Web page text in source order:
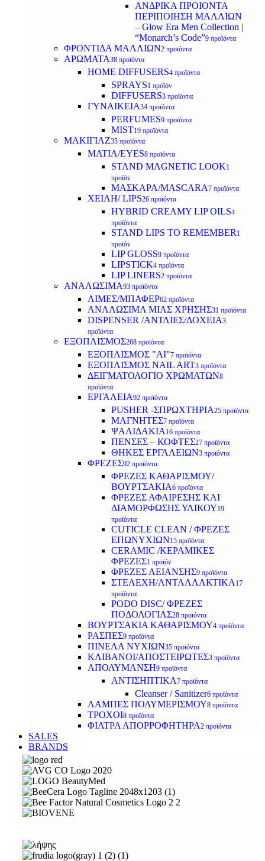
ΑΝΔΡΙΚΑ ΠΡΟΙΟΝΤΑ
ΠΕΡΙΠΟΙΗΣΗ ΜΑΛΛΙΩΝ
– Glow Era Men Collection |
“Monarch’s Code”9 προϊόντα
ΦΡΟΝΤΙΔΑ ΜΑΛΛΙΩΝ2 προϊόντα
ΑΡΩΜΑΤΑ38 προϊόντα
HOME DIFFUSERS4 προϊόντα
SPRAYS1 προϊόν
DIFFUSERS3 προϊόντα
ΓΥΝΑΙΚΕΙΑ34 προϊόντα
PERFUMES9 προϊόντα
MIST19 προϊόντα
ΜΑΚΙΓΙΑΖ35 προϊόντα
ΜΑΤΙΑ/EYES8 προϊόντα
STAND MAGNETIC LOOK1
προϊόν
ΜΑΣΚΑΡΑ/MASCARA7 προϊόντα
ΧΕΙΛΗ/ LIPS26 προϊόντα
HYBRID CREAMY LIP OILS4
προϊόντα
STAND LIPS TO REMEMBER 1
προϊόν
LIP GLOSS9 προϊόντα
LIPSTICK4 προϊόντα
LIP LINERS2 προϊόντα
ΑΝΑΛΩΣΙΜΑ93 προϊόντα
ΛΙΜΕΣ/ΜΠΑΦΕΡ62 προϊόντα
ΑΝΑΛΩΣΙΜΑ ΜΙΑΣ ΧΡΗΣΗΣ31 προϊόντα
DISPENSER /ΑΝΤΛΙΕΣ/ΔΟΧΕΙΑ3
προϊόντα
ΕΞΟΠΛΙΣΜΟΣ268 προϊόντα
ΕΞΟΠΛΙΣΜΟΣ "AI"7 προϊόντα
ΕΞΟΠΛΙΣΜΟΣ NAIL ART3 προϊόντα
ΔΕΙΓΜΑΤΟΛΟΓΙΟ ΧΡΩΜΑΤΩΝ8
προϊόντα
ΕΡΓΑΛΕΙΑ92 προϊόντα
PUSHER -ΣΠΡΩΧΤΗΡΙΑ25 προϊόντα
ΜΑΓΝΗΤΕΣ7 προϊόντα
ΨΑΛΙΔΑΚΙΑ 16 προϊόντα
ΠΕΝΣΕΣ – ΚΟΦΤΕΣ27 προϊόντα
ΘΗΚΕΣ ΕΡΓΑΛΕΙΩΝ3 προϊόντα
ΦΡΕΖΕΣ92 προϊόντα
ΦΡΕΖΕΣ ΚΑΘΑΡΙΣΜΟΥ/
ΒΟΥΡΤΣΑΚΙΑ6 προϊόντα
ΦΡΕΖΕΣ ΑΦΑΙΡΕΣΗΣ ΚΑΙ
ΔΙΑΜΟΡΦΩΣΗΣ ΥΛΙΚΟΥ19
προϊόντα
CUTICLE CLEAN / ΦΡΕΖΕΣ
ΕΠΩΝΥΧΙΩΝ15 προϊόντα
CERAMIC /ΚΕΡΑΜΙΚΕΣ
ΦΡΕΖΕΣ1 προϊόν
ΦΡΕΖΕΣ ΛΕΙΑΝΣΗΣ9 προϊόντα
ΣΤΕΛΕΧΗ/ΑΝΤΑΛΛΑΚΤΙΚΑ 17
προϊόντα
PODO DISC/ ΦΡΕΖΕΣ
ΠΟΔΟΛΟΓΙΑΣ28 προϊόντα
ΒΟΥΡΤΣΑΚΙΑ ΚΑΘΑΡΙΣΜΟΥ4 προϊόντα
ΡΑΣΠΕΣ9 προϊόντα
ΠΙΝΕΛΑ ΝΥΧΙΩΝ35 προϊόντα
ΚΛΙΒΑΝΟΙ/ΑΠΟΣΤΕΙΡΩΤΕΣ3 προϊόντα
ΑΠΟΛΥΜΑΝΣΗ9 προϊόντα
ΑΝΤΙΣΗΠΤΙΚΑ7 προϊόντα
Cleanser / Sanitizer6 προϊόντα
ΛΑΜΠΕΣ ΠΟΛΥΜΕΡΙΣΜΟΥ8 προϊόντα
ΤΡΟΧΟΙ8 προϊόντα
ΦΙΛΤΡΑ ΑΠΟΡΡΟΦΗΤΗΡΑ2 προϊόντα
SALES
BRANDS